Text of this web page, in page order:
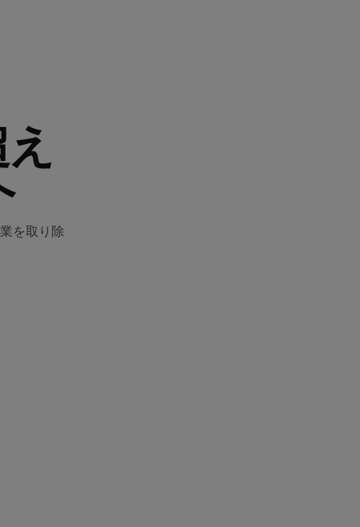
を取り除